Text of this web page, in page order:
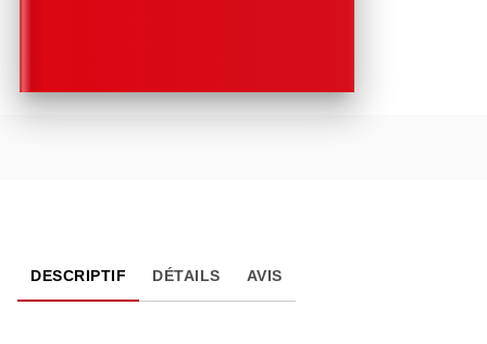
DESCRIPTIF DÉTAILS AVIS